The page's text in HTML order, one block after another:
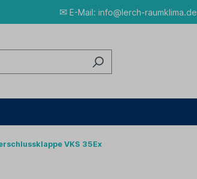
✉E-Mail: info@lerch-raumklima.de
VKS 35Ex